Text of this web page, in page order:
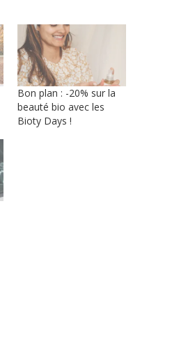
Bon plan : -20% sur la
beauté bio avec les
Bioty Days !